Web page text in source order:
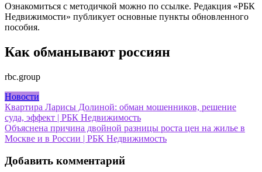
Ознакомиться с методичкой можно по ссылке. Редакция «РБК
Недвижимости» публикует основные пункты обновленного
пособия.
Как обманывают россиян
rbc.group
Новости
Навигация
по
записям
Квартира Ларисы Долиной: обман мошенников, решение
суда, эффект | РБК Недвижимость
Объяснена причина двойной разницы роста цен на жилье в
Москве и в России | РБК Недвижимость
Добавить комментарий